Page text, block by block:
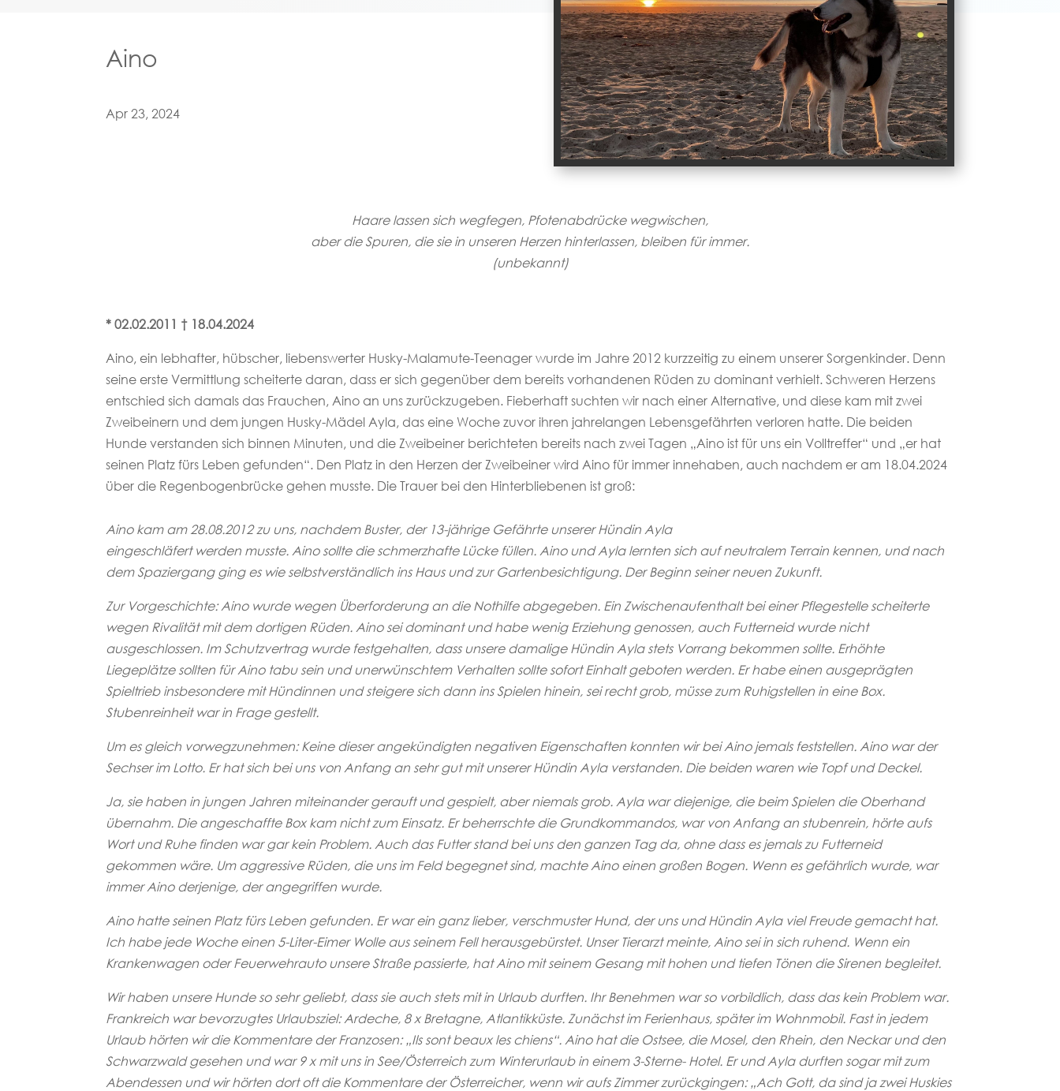
Aino
Apr 23, 2024
Haare lassen sich wegfegen, Pfotenabdrücke wegwischen,
aber die Spuren, die sie in unseren Herzen hinterlassen, bleiben für immer.
(unbekannt)
* 02.02.2011 † 18.04.2024
Aino, ein lebhafter, hübscher, liebenswerter Husky-Malamute-Teenager wurde im Jahre 2012 kurzzeitig zu einem unserer Sorgenkinder. Denn
seine erste Vermittlung scheiterte daran, dass er sich gegenüber dem bereits vorhandenen Rüden zu dominant verhielt. Schweren Herzens
entschied sich damals das Frauchen, Aino an uns zurückzugeben. Fieberhaft suchten wir nach einer Alternative, und diese kam mit zwei
Zweibeinern und dem jungen Husky-Mädel Ayla, das eine Woche zuvor ihren jahrelangen Lebensgefährten verloren hatte. Die beiden
Hunde verstanden sich binnen Minuten, und die Zweibeiner berichteten bereits nach zwei Tagen „Aino ist für uns ein Volltreffer“ und „er hat
seinen Platz fürs Leben gefunden“. Den Platz in den Herzen der Zweibeiner wird Aino für immer innehaben, auch nachdem er am 18.04.2024
über die Regenbogenbrücke gehen musste. Die Trauer bei den Hinterbliebenen ist groß:
Aino kam am 28.08.2012 zu uns, nachdem Buster, der 13-jährige Gefährte unserer Hündin Ayla
eingeschläfert werden musste. Aino sollte die schmerzhafte Lücke füllen. Aino und Ayla lernten sich auf neutralem Terrain kennen, und nach
dem Spaziergang ging es wie selbstverständlich ins Haus und zur Gartenbesichtigung. Der Beginn seiner neuen Zukunft.
Zur Vorgeschichte: Aino wurde wegen Überforderung an die Nothilfe abgegeben. Ein Zwischenaufenthalt bei einer Pflegestelle scheiterte
wegen Rivalität mit dem dortigen Rüden. Aino sei dominant und habe wenig Erziehung genossen, auch Futterneid wurde nicht
ausgeschlossen. Im Schutzvertrag wurde festgehalten, dass unsere damalige Hündin Ayla stets Vorrang bekommen sollte. Erhöhte
Liegeplätze sollten für Aino tabu sein und unerwünschtem Verhalten sollte sofort Einhalt geboten werden. Er habe einen ausgeprägten
Spieltrieb insbesondere mit Hündinnen und steigere sich dann ins Spielen hinein, sei recht grob, müsse zum Ruhigstellen in eine Box.
Stubenreinheit war in Frage gestellt.
Um es gleich vorwegzunehmen: Keine dieser angekündigten negativen Eigenschaften konnten wir bei Aino jemals feststellen. Aino war der
Sechser im Lotto. Er hat sich bei uns von Anfang an sehr gut mit unserer Hündin Ayla verstanden. Die beiden waren wie Topf und Deckel.
Ja, sie haben in jungen Jahren miteinander gerauft und gespielt, aber niemals grob. Ayla war diejenige, die beim Spielen die Oberhand
übernahm. Die angeschaffte Box kam nicht zum Einsatz. Er beherrschte die Grundkommandos, war von Anfang an stubenrein, hörte aufs
Wort und Ruhe finden war gar kein Problem. Auch das Futter stand bei uns den ganzen Tag da, ohne dass es jemals zu Futterneid
gekommen wäre. Um aggressive Rüden, die uns im Feld begegnet sind, machte Aino einen großen Bogen. Wenn es gefährlich wurde, war
immer Aino derjenige, der angegriffen wurde.
Aino hatte seinen Platz fürs Leben gefunden. Er war ein ganz lieber, verschmuster Hund, der uns und Hündin Ayla viel Freude gemacht hat.
Ich habe jede Woche einen 5-Liter-Eimer Wolle aus seinem Fell herausgebürstet. Unser Tierarzt meinte, Aino sei in sich ruhend. Wenn ein
Krankenwagen oder Feuerwehrauto unsere Straße passierte, hat Aino mit seinem Gesang mit hohen und tiefen Tönen die Sirenen begleitet.
Wir haben unsere Hunde so sehr geliebt, dass sie auch stets mit in Urlaub durften. Ihr Benehmen war so vorbildlich, dass das kein Problem war.
Frankreich war bevorzugtes Urlaubsziel: Ardeche, 8 x Bretagne, Atlantikküste. Zunächst im Ferienhaus, später im Wohnmobil. Fast in jedem
Urlaub hörten wir die Kommentare der Franzosen: „Ils sont beaux les chiens“. Aino hat die Ostsee, die Mosel, den Rhein, den Neckar und den
Schwarzwald gesehen und war 9 x mit uns in See/Österreich zum Winterurlaub in einem 3-Sterne- Hotel. Er und Ayla durften sogar mit zum
Abendessen und wir hörten dort oft die Kommentare der Österreicher, wenn wir aufs Zimmer zurückgingen: „Ach Gott, da sind ja zwei Huskies